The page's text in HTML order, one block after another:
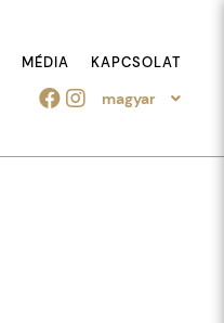
MÉDIA KAPCSOLAT
magyar